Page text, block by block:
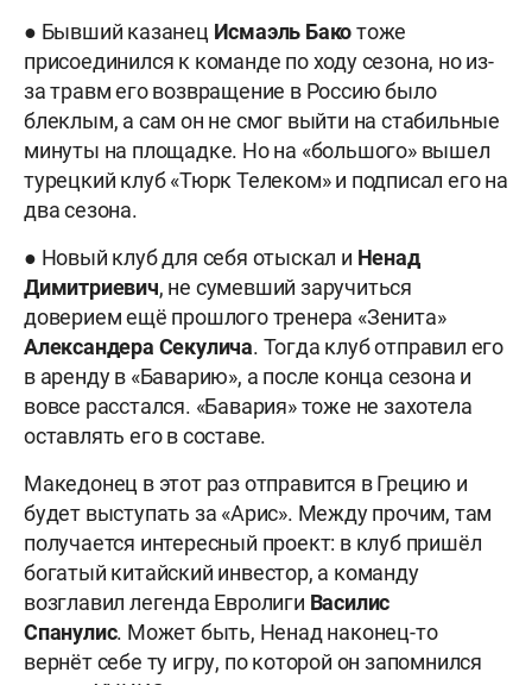
● Бывший казанец Исмаэль Бакотоже
присоединился к команде по ходу сезона, но из-
за травм его возвращение в Россию было
блеклым, а сам он не смог выйти на стабильные
минуты на площадке. Но на «большого» вышел
турецкий клуб «Тюрк Телеком» и подписал его на
два сезона.
● Новый клуб для себя отыскал и Ненад
Димитриевич, не сумевший заручиться
доверием ещё прошлого тренера «Зенита»
Александера Секулича. Тогда клуб отправил его
в аренду в «Баварию», а после конца сезона и
вовсе расстался. «Бавария» тоже не захотела
оставлять его в составе.
Македонец в этот раз отправится в Грецию и
будет выступать за «Арис». Между прочим, там
получается интересный проект: в клуб пришёл
богатый китайский инвестор, а команду
возглавил легенда Евролиги Василис
Спанулис. Может быть, Ненад наконец-то
вернёт себе ту игру, по которой он запомнился